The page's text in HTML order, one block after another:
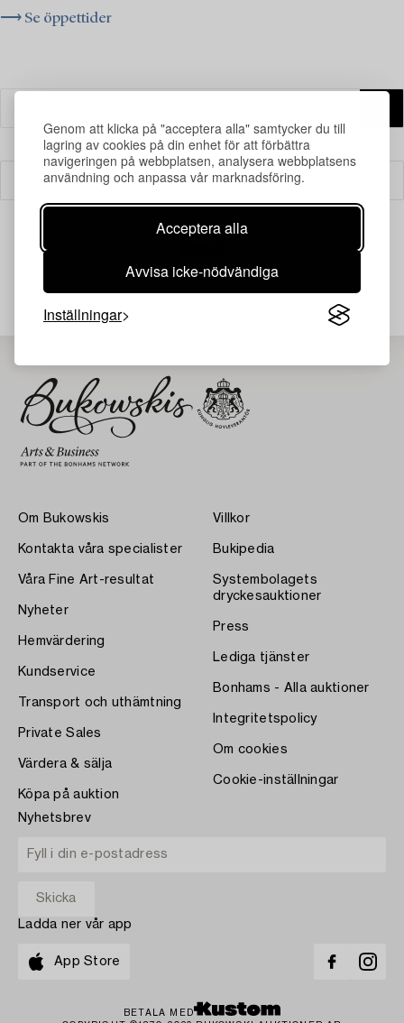
Genom att klicka på "acceptera alla" samtycker du till
lagring av cookies på din enhet för att förbättra
navigeringen på webbplatsen, analysera webbplatsens
användning och anpassa vår marknadsföring.
Acceptera alla
Avvisa icke-nödvändiga
Inställningar
⟶ Se öppettider
Filter
Din sökning gav ingen träff just nu.
Om Bukowskis
Kontakta våra specialister
Våra Fine Art-resultat
Nyheter
Hemvärdering
Kundservice
Transport och uthämtning
Private Sales
Värdera & sälja
Köpa på auktion
Villkor
Bukipedia
Systembolagets
dryckesauktioner
Press
Lediga tjänster
Bonhams - Alla auktioner
Integritetspolicy
Om cookies
Cookie-inställningar
Nyhetsbrev
Ladda ner vår app
App Store
BETALA MED